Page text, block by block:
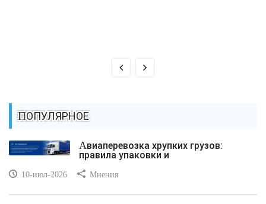
ПОПУЛЯРНОЕ
Авиаперевозка хрупких грузов:
правила упаковки и
10-июл-2026 Мнения